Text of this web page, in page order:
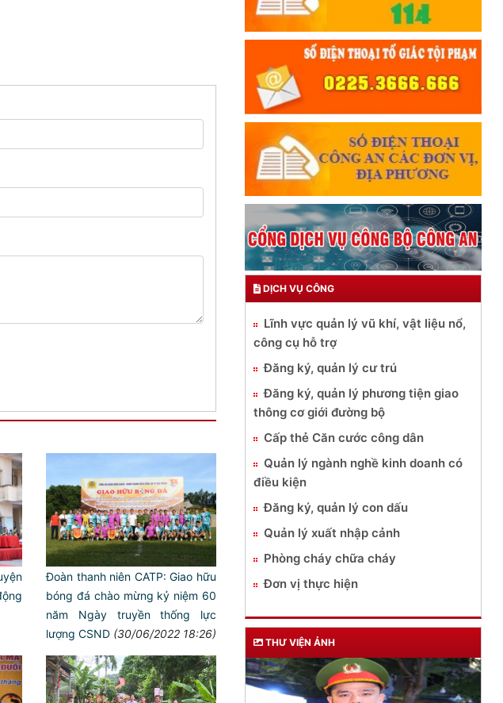
Đoàn thanh niên CATP: Giao hữu
bóng đá chào mừng kỷ niệm 60
năm Ngày truyền thống lực
lượng CSND (30/06/2022 18:26)
DỊCH VỤ CÔNG
Lĩnh vực quản lý vũ khí, vật liệu nổ,
công cụ hỗ trợ
Đăng ký, quản lý cư trú
Đăng ký, quản lý phương tiện giao
thông cơ giới đường bộ
Cấp thẻ Căn cước công dân
Quản lý ngành nghề kinh doanh có
điều kiện
Đăng ký, quản lý con dấu
Quản lý xuất nhập cảnh
Phòng cháy chữa cháy
Đơn vị thực hiện
THƯ VIỆN ẢNH